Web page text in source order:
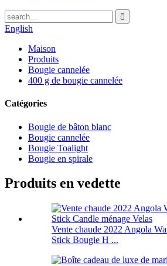
English
Maison
Produits
Bougie cannelée
400 g de bougie cannelée
Catégories
Bougie de bâton blanc
Bougie cannelée
Bougie Toalight
Bougie en spirale
Produits en vedette
Vente chaude 2022 Angola
Stick Bougie H ...